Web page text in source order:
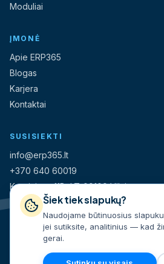
Moduliai
ĮMONĖ
Apie ERP365
Blogas
Karjera
Kontaktai
SUSISIEKTI
info@erp365.lt
+370 640 60019
Kareivių g. 11B, LT-09109 Vilnius
UAB „Instantė“
Įmonės kodas 304778507
Šiek tiek slapukų?
Naudojame būtinuosius
jei sutiksite, analitinius — kad
gerai.